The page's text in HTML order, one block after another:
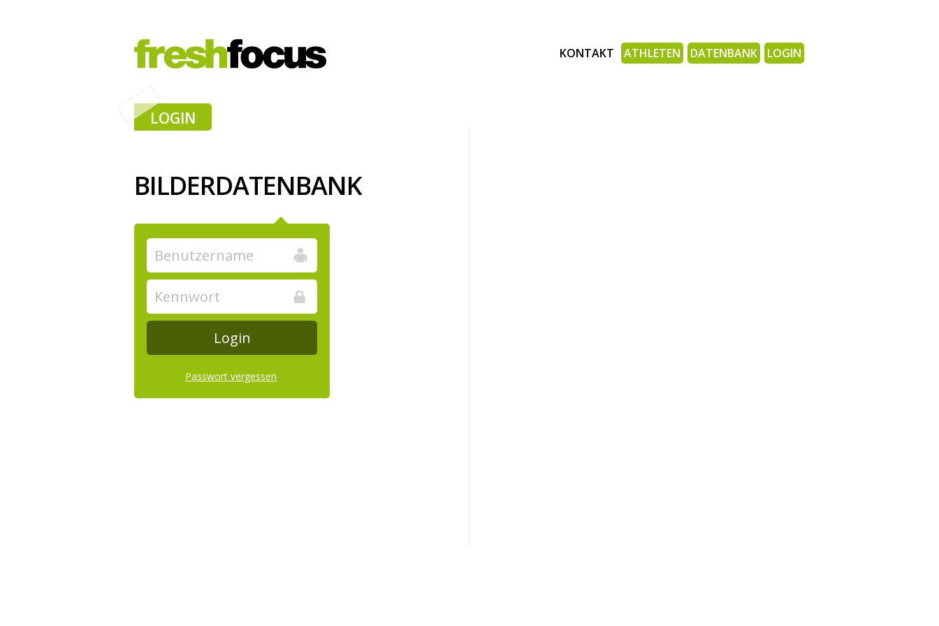
KONTAKT ATHLETEN DATENBANK LOGIN
LOGIN
BILDERDATENBANK
Passwort vergessen